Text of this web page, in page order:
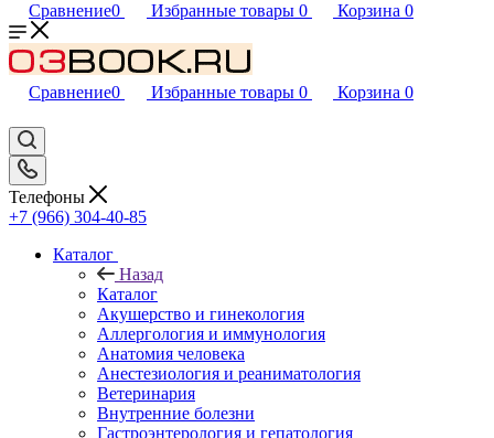
Сравнение0 Избранные товары 0 Корзина 0
Сравнение0 Избранные товары 0 Корзина 0
Телефоны
+7 (966) 304-40-85
Каталог
Назад
Каталог
Акушерство и гинекология
Аллергология и иммунология
Анатомия человека
Анестезиология и реаниматология
Ветеринария
Внутренние болезни
Гастроэнтерология и гепатология